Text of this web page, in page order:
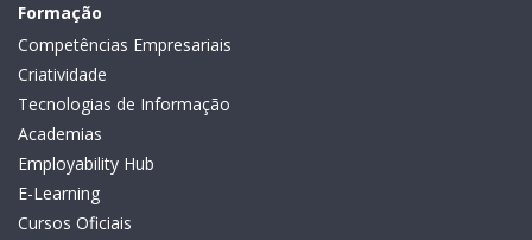
Formação
Competências Empresariais
Criatividade
Tecnologias de Informação
Academias
Employability Hub
E-Learning
Cursos Oficiais